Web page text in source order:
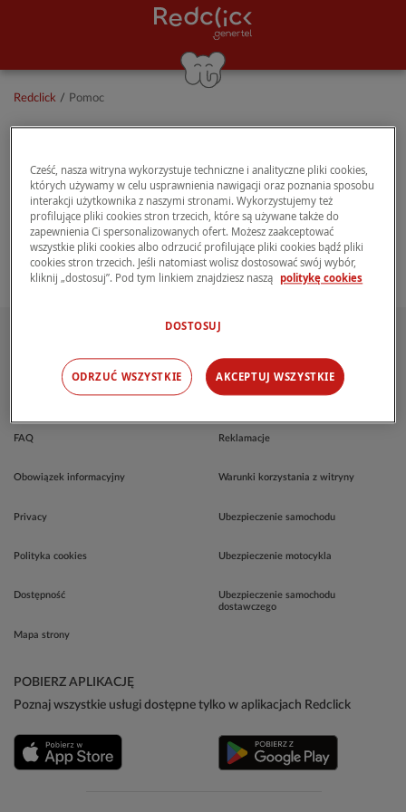
Redclick / Pomoc
Potrzebujesz pomocy?
Jesteśmy do Twojej dyspozycji: otwórz czat i
powiedz nam, jak możemy Ci pomóc
Ważne dokumenty
FAQ
Obowiązek informacyjny
Privacy
Polityka cookies
Dostępność
Mapa strony
TOWARZYSTWO
O nas
Blog
Reklamacje
Warunki korzystania z witryny
Ubezpieczenie samochodu
Ubezpieczenie motocykla
Ubezpieczenie samochodu
dostawczego
POBIERZ APLIKACJĘ
Poznaj wszystkie usługi dostępne tylko w aplikacjach Redclick
Cześć, nasza witryna wykorzystuje techniczne i analityczne pliki cookies,
których używamy w celu usprawnienia nawigacji oraz poznania sposobu
interakcji użytkownika z naszymi stronami. Wykorzystujemy też
profilujące pliki cookies stron trzecich, które są używane także do
zapewnienia Ci spersonalizowanych ofert. Możesz zaakceptować
wszystkie pliki cookies albo odrzucić profilujące pliki cookies bądź pliki
cookies stron trzecich. Jeśli natomiast wolisz dostosować swój wybór,
kliknij „dostosuj”. Pod tym linkiem znajdziesz naszą politykę cookies
DOSTOSUJ
ODRZUĆ WSZYSTKIE AKCEPTUJ WSZYSTKIE